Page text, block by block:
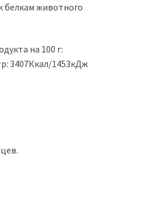
белкам животного
на 100 г:
3407Ккал/1453кДж